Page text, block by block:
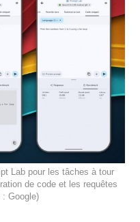
Lab pour les tâches à tour
de code et les requêtes
: Google)